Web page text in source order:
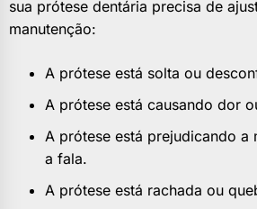
sua prótese dentária precisa de
manutenção:
A prótese está solta ou
A prótese está causando dor
A prótese está prejudicando a
a fala.
A prótese está rachada ou